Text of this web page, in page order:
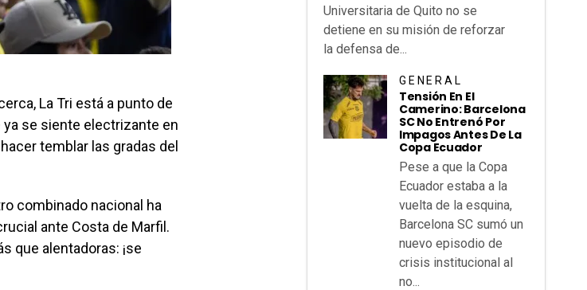
La Tri está a punto de
ya se siente electrizante en
temblar las gradas del
combinado nacional ha
ante Costa de Marfil.
que alentadoras: ¡se
Universitaria de Quito no se
detiene en su misión de reforzar
la defensa de...
GENERAL
Tensión En El
Camerino: Barcelona
SC No Entrenó Por
Impagos Antes De La
Copa Ecuador
Pese a que la Copa
Ecuador estaba a la
vuelta de la esquina,
Barcelona SC sumó un
nuevo episodio de
crisis institucional al
no...